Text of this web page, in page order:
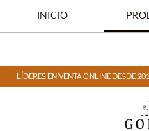
INICIO
LÍDERES EN VENTA ONLINE DESDE